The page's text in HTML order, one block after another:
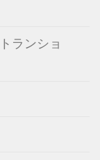
ランショ